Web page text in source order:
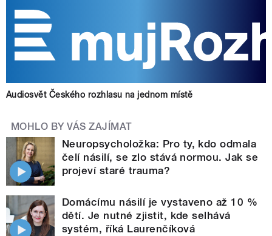
Audiosvět Českého rozhlasu na jednom místě
MOHLO BY VÁS ZAJÍMAT
Neuropsycholožka: Pro ty, kdo odmala
čelí násilí, se zlo stává normou. Jak se
projeví staré trauma?
Domácímu násilí je vystaveno až 10 %
dětí. Je nutné zjistit, kde selhává
systém, říká Laurenčíková